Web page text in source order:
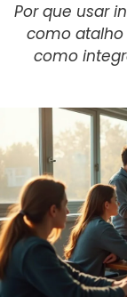
Por que usar
como
como